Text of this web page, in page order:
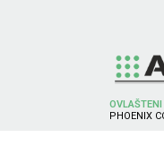
OVLAŠTENI
P H O EN X C